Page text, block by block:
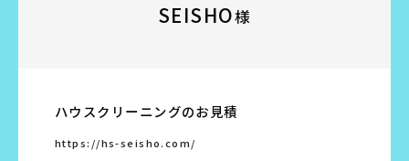
SEISHO様
ハウスクリーニングのお見積
https://hs-seisho.com/